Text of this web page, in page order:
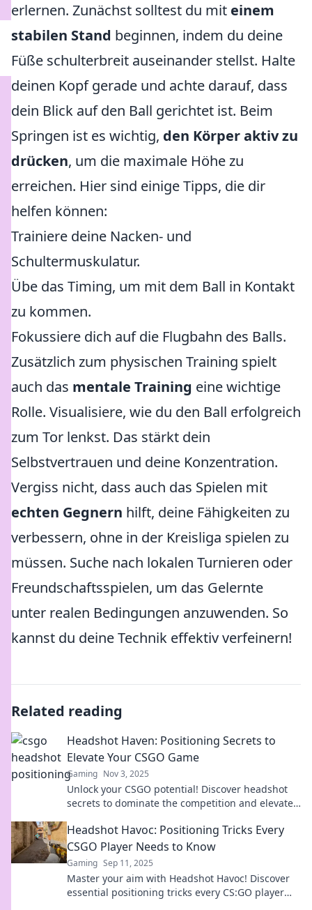
erlernen. Zunächst solltest du mit einem
stabilen Stand beginnen, indem du deine
Füße schulterbreit auseinander stellst. Halte
deinen Kopf gerade und achte darauf, dass
dein Blick auf den Ball gerichtet ist. Beim
Springen ist es wichtig, den Körper aktiv zu
drücken, um die maximale Höhe zu
erreichen. Hier sind einige Tipps, die dir
helfen können:
Trainiere deine Nacken- und
Schultermuskulatur.
Übe das Timing, um mit dem Ball in Kontakt
zu kommen.
Fokussiere dich auf die Flugbahn des Balls.
Zusätzlich zum physischen Training spielt
auch das mentale Training eine wichtige
Rolle. Visualisiere, wie du den Ball erfolgreich
zum Tor lenkst. Das stärkt dein
Selbstvertrauen und deine Konzentration.
Vergiss nicht, dass auch das Spielen mit
echten Gegnern hilft, deine Fähigkeiten zu
verbessern, ohne in der Kreisliga spielen zu
müssen. Suche nach lokalen Turnieren oder
Freundschaftsspielen, um das Gelernte
unter realen Bedingungen anzuwenden. So
kannst du deine Technik effektiv verfeinern!
Related reading
Headshot Haven: Positioning Secrets to
Elevate Your CSGO Game
Gaming Nov 3, 2025
Unlock your CSGO potential! Discover headshot
secrets to dominate the competition and elevate
Headshot Havoc: Positioning Tricks Every
CSGO Player Needs to Know
Gaming Sep 11, 2025
Master your aim with Headshot Havoc! Discover
essential positioning tricks every CS:GO player